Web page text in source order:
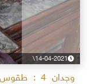
14-04-2021\
وجدان 4 :